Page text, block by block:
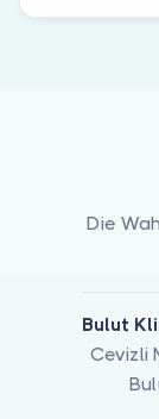
Die
Bulut
Cevizli